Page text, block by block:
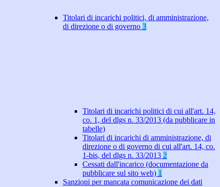
Titolari di incarichi politici, di amministrazione,
di direzione o di governo 3
Titolari di incarichi politici di cui all'art. 14,
co. 1, del dlgs n. 33/2013 (da pubblicare in
tabelle)
Titolari di incarichi di amministrazione, di
direzione o di governo di cui all'art. 14, co.
1-bis, del dlgs n. 33/2013 2
Cessati dall'incarico (documentazione da
pubblicare sul sito web) 1
Sanzioni per mancata comunicazione dei dati